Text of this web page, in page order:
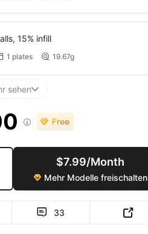
15% infill
1 plates  19.67g
sehen

$7.99/Month
 Mehr Modelle freischalten
 33 